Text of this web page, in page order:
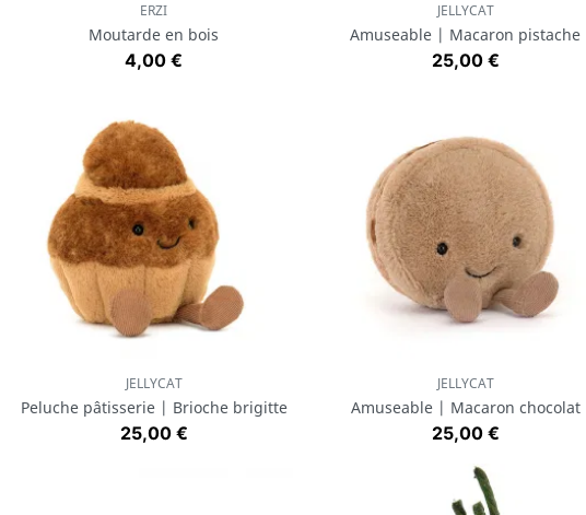
Aperçu rapide
ERZI
Moutarde en bois
Prix
4,00 €
Aperçu rapide
JELLYCAT
Amuseable | Macaron pistache
Prix
25,00 €
Aperçu rapide
JELLYCAT
Peluche pâtisserie | Brioche brigitte
Prix
25,00 €
Aperçu rapide
JELLYCAT
Amuseable | Macaron chocolat
Prix
25,00 €